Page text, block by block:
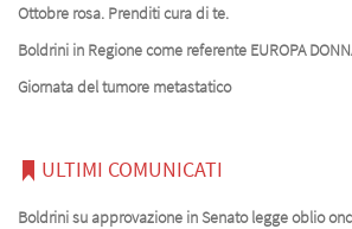
Ottobre rosa. Prenditi cura di te.
Boldrini in Regione come referente EUROPA
Giornata del tumore metastatico
ULTIMI COMUNICATI
Boldrini su approvazione in Senato legge oblio